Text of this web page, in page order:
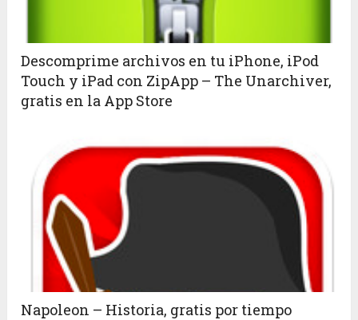
Descomprime archivos en tu iPhone, iPod
Touch y iPad con ZipApp – The Unarchiver,
gratis en la App Store
Napoleon – Historia, gratis por tiempo